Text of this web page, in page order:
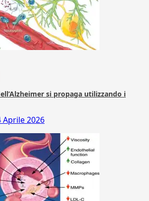
si propaga utilizzando i
Aprile 2026